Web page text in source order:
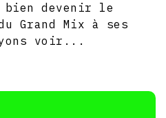
devenir le
Grand Mix à ses
voir...